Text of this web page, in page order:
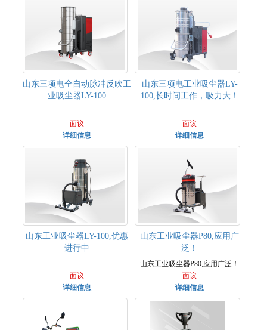
山东三项电全自动脉冲反吹工
业吸尘器LY-100
面议
详细信息
山东三项电工业吸尘器LY-
100,长时间工作，吸力大！
面议
详细信息
山东工业吸尘器LY-100,优惠
进行中
面议
详细信息
山东工业吸尘器P80,应用广
泛！
山东工业吸尘器P80,应用广泛！
面议
详细信息